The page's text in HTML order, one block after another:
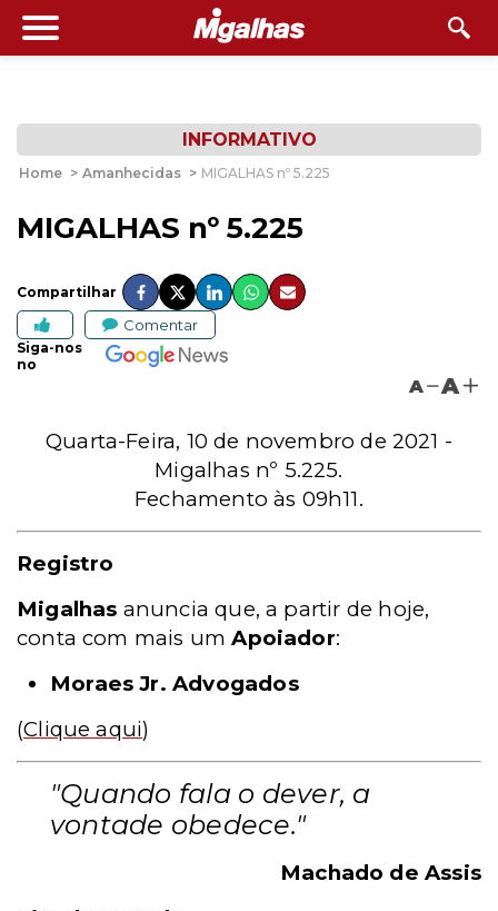
INFORMATIVO
Home > Amanhecidas > MIGALHAS nº 5.225
MIGALHAS nº 5.225
Compartilhar
Comentar
Siga-nos
no
A A
Quarta-Feira, 10 de novembro de 2021 -
Migalhas nº 5.225.
Fechamento às 09h11.
Registro
Migalhas anuncia que, a partir de hoje,
conta com mais umApoiador:
Moraes Jr. Advogados
(Clique aqui)
"Quando fala o dever, a
vontade obedece."
Machado de Assis